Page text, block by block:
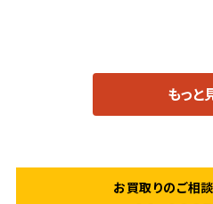
もっと
お買取りのご相